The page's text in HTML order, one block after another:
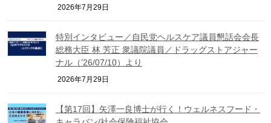
2026年7月29日
特別インタビュー／自民党ヘルスケア議員懇話会会長
総務大臣 林 芳正 衆議院議員／ドラッグストアジャー
ナル（’26/07/10）より
2026年7月29日
【第17回】矢澤一良博士が行く！ウェルネスフード・